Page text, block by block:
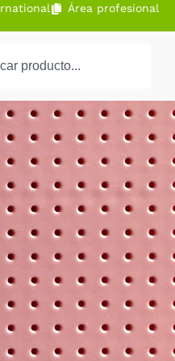
Área profesional